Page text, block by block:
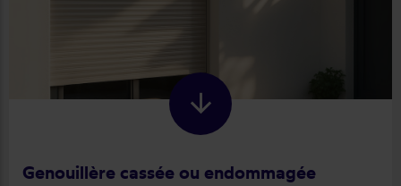
Genouillère cassée ou endommagée